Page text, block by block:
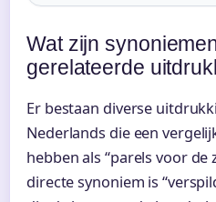
Wat zijn
gerelateerde
Er bestaan diverse
Nederlands die een
hebben als “parels voor de
directe synoniem is